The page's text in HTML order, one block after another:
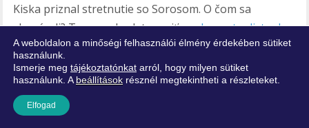
Kiska priznal stretnutie so Sorosom. O čom sa
zhovárali? Tomu nebudete veriť.parlamentnelisty.sk,
2017.09.26.
Közép-európai egyetem.Népszava, 1990. június 5.
Lengyel rádiót vett Soros György.
január 29.
A weboldalon a minőségi felhasználói élmény érdekében sütiket
használunk.
Ismerje meg tájékoztatónkat arról, hogy milyen sütiket
használunk. A beállítások résznél megtekintheti a részleteket.
Elfogad